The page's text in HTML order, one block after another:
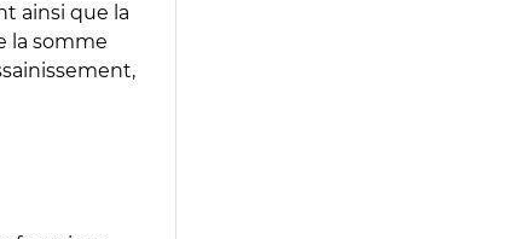
ainsi que la
la somme